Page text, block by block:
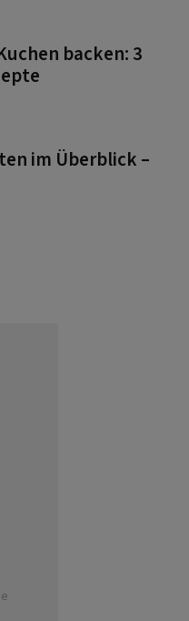
backen: 3
im Überblick –